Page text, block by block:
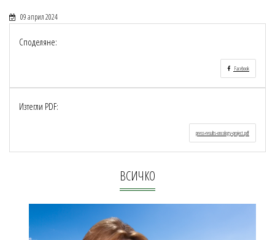
09 април 2024
Споделяне:
Facebook
Изтегли PDF:
press-results-oncology-project.pdf
ВСИЧКО